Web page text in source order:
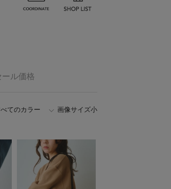
ール価格
てのカラー 画像サイズ小